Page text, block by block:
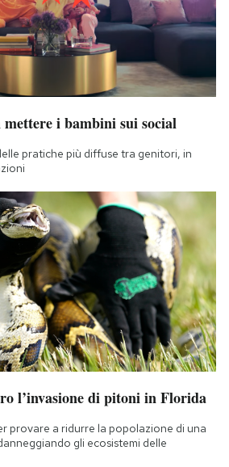
mettere i bambini sui social
pratiche più diffuse tra genitori, in
l’invasione di pitoni in Florida
provare a ridurre la popolazione di una
gli ecosistemi delle